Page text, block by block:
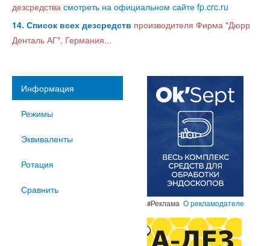
дезсредства смотреть на официальном сайте fp.crc.ru
14. Список всех дезсредств производителя Фирма "Дюрр
Денталь АГ", Германия...
Информация
Режимы
Эквиваленты
Ротация
Сравнить
#Реклама О рекламодателе